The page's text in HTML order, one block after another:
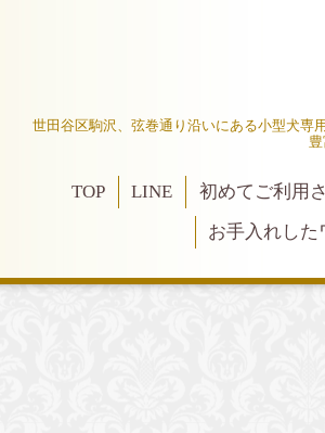
世田谷区駒沢、弦巻通り沿いにある小型犬専
TOP LINE 初めてご利用
お手入れした